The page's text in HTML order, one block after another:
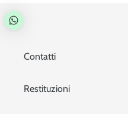
Contatti
Restituzioni